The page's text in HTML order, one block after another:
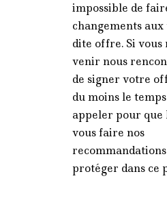
impossible de
changements
dite offre. Si vous
venir nous
de signer votre
du moins le
appeler pour que
vous faire nos
protéger dans ce